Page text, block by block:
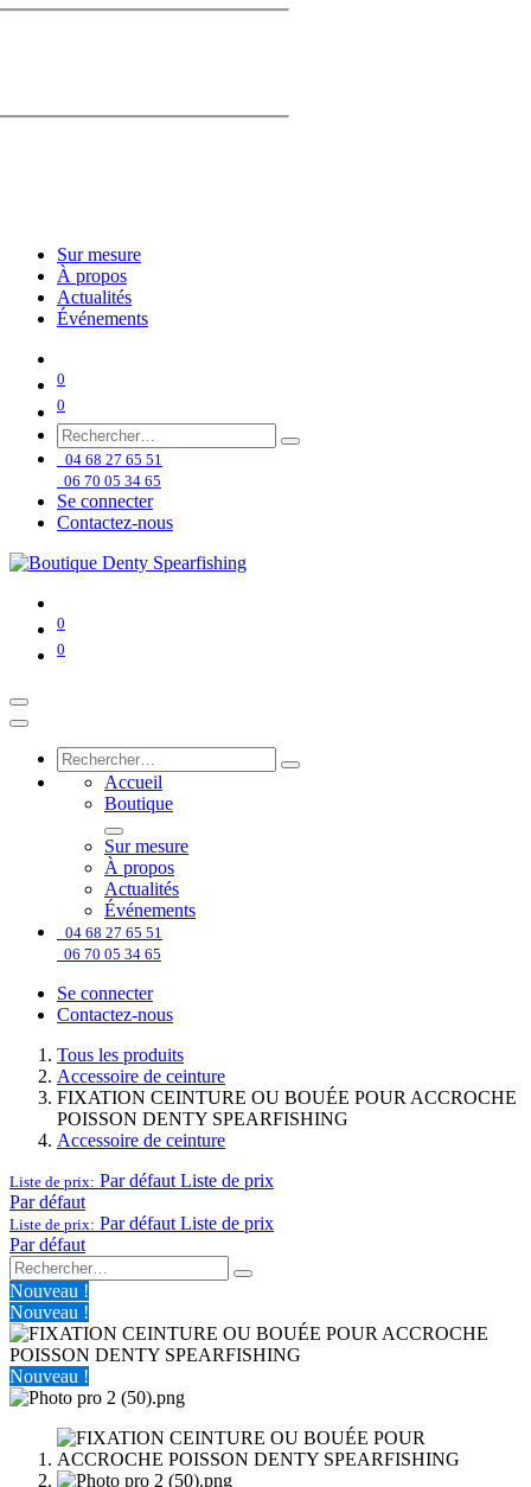
Sur mesure
À propos
Actualités
Événements
0
0
04 68 27 65 51
06 70 05 34 65
Se connecter
Contactez-nous
0
0
Accueil
Boutique
Sur mesure
À propos
Actualités
Événements
04 68 27 65 51
06 70 05 34 65
Se connecter
Contactez-nous
Tous les produits
Accessoire de ceinture
FIXATION CEINTURE OU BOUÉE POUR ACCROCHE
POISSON DENTY SPEARFISHING
Accessoire de ceinture
Liste de prix: Par défaut Liste de prix
Par défaut
Liste de prix: Par défaut Liste de prix
Par défaut
Nouveau !
Nouveau !
Nouveau !